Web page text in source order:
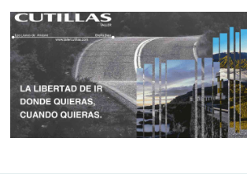
Saltar
contenido